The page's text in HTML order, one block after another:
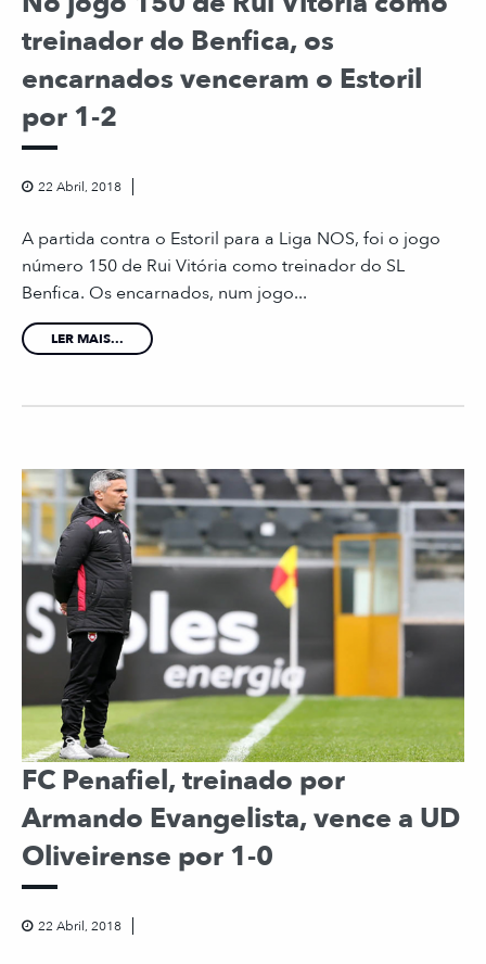
treinador do Benfica, os
encarnados venceram o Estoril
por 1-2
22 Abril, 2018
A partida contra o Estoril para a Liga NOS, foi o jogo
número 150 de Rui Vitória como treinador do SL
Benfica. Os encarnados, num jogo...
LER MAIS...
FC Penafiel, treinado por
Armando Evangelista, vence a UD
Oliveirense por 1-0
22 Abril, 2018